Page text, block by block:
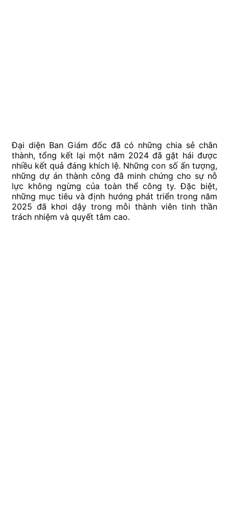
Đại diện Ban Giám đốc đã có những chia sẻ chân
thành, tổng kết lại một năm 2024 đã gặt hái được
nhiều kết quả đáng khích lệ. Những con số ấn tượng,
những dự án thành công đã minh chứng cho sự nỗ
lực không ngừng của toàn thể công ty. Đặc biệt,
những mục tiêu và định hướng phát triển trong năm
2025 đã khơi dậy trong mỗi thành viên tinh thần
trách nhiệm và quyết tâm cao.